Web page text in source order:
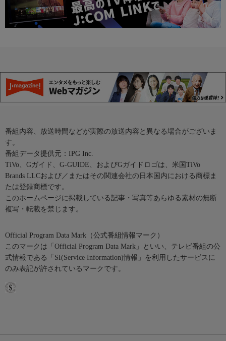
番組内容、放送時間などが実際の放送内容と異なる場合がございま
す。
番組データ提供元：IPG Inc.
TiVo、Gガイド、G-GUIDE、およびGガイドロゴは、米国TiVo
Brands LLCおよび／またはその関連会社の日本国内における商標ま
たは登録商標です。
このホームページに掲載している記事・写真等あらゆる素材の無断
複写・転載を禁じます。
Official Program Data Mark（公式番組情報マーク）
このマークは「Official Program Data Mark」といい、テレビ番組の公
式情報である「SI(Service Information)情報」を利用したサービスに
のみ表記が許されているマークです。